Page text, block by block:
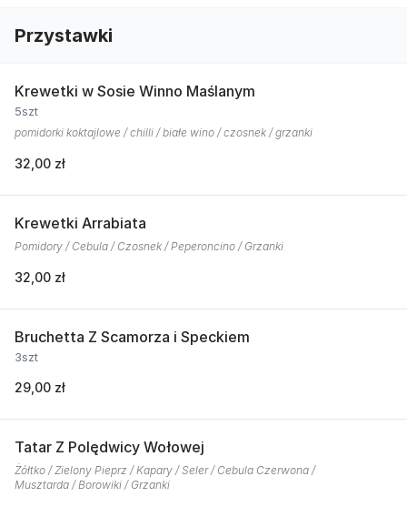
Przystawki
Krewetki w Sosie Winno Maślanym
5szt
pomidorki koktajlowe / chilli / białe wino / czosnek / grzanki
32,00 zł
Krewetki Arrabiata
Pomidory / Cebula / Czosnek / Peperoncino / Grzanki
32,00 zł
Bruchetta Z Scamorza i Speckiem
3szt
29,00 zł
Tatar Z Polędwicy Wołowej
Żółtko / Zielony Pieprz / Kapary / Seler / Cebula Czerwona /
Musztarda / Borowiki / Grzanki